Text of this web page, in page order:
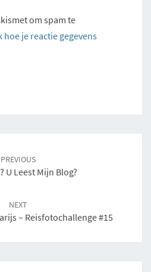
om spam te
hoe je reactie gegevens
PREVIOUS
U Leest Mijn Blog?
NEXT
– Reisfotochallenge #15